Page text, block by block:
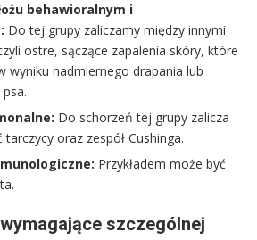
behawioralnym i
Do tej grupy zaliczamy między innymi
ostre, sączące zapalenia skóry, które
wyniku nadmiernego drapania lub
Do schorzeń tej grupy zalicza
oraz zespół Cushinga.
Przykładem może być
szczególnej